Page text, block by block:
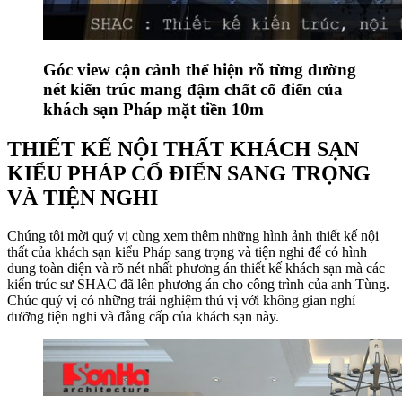
Góc view cận cảnh thể hiện rõ từng đường
nét kiến trúc mang đậm chất cổ điển của
khách sạn Pháp mặt tiền 10m
THIẾT KẾ NỘI THẤT KHÁCH SẠN
KIỂU PHÁP CỔ ĐIỂN SANG TRỌNG
VÀ TIỆN NGHI
Chúng tôi mời quý vị cùng xem thêm những hình ảnh thiết kế nội
thất của khách sạn kiểu Pháp sang trọng và tiện nghi để có hình
dung toàn diện và rõ nét nhất phương án thiết kế khách sạn mà các
kiến trúc sư SHAC đã lên phương án cho công trình của anh Tùng.
Chúc quý vị có những trải nghiệm thú vị với không gian nghỉ
dưỡng tiện nghi và đẳng cấp của khách sạn này.